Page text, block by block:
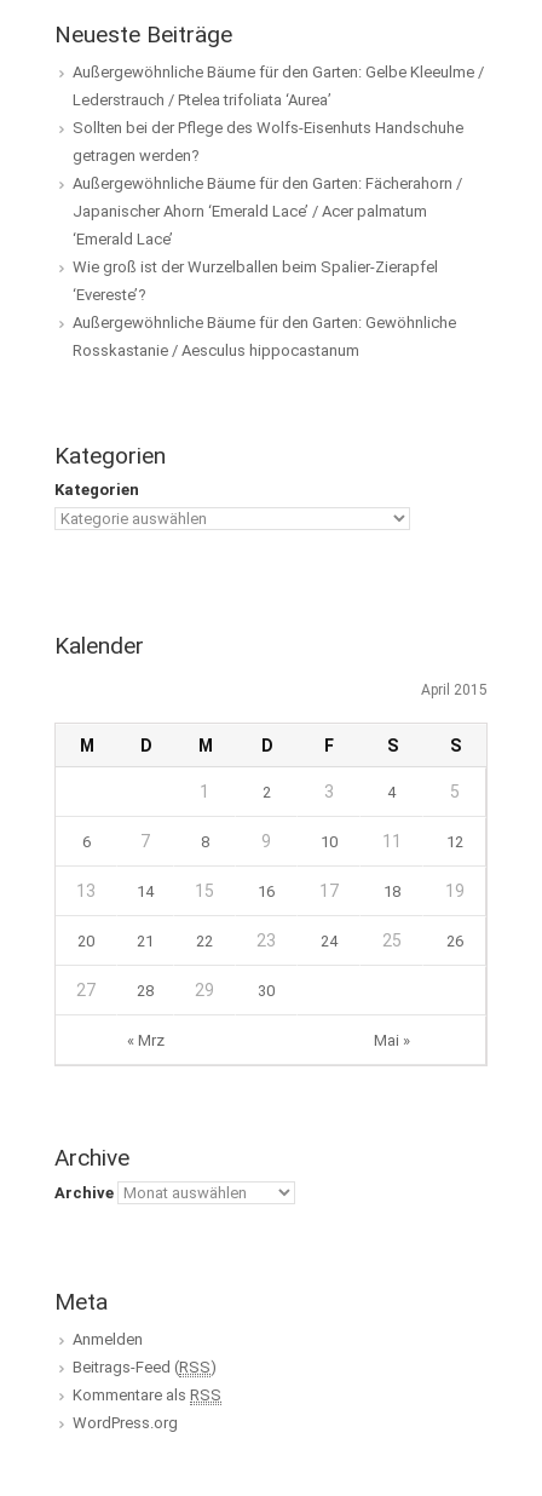
Neueste Beiträge
Außergewöhnliche Bäume für den Garten: Gelbe Kleeulme /
Lederstrauch / Ptelea trifoliata ‘Aurea’
Sollten bei der Pflege des Wolfs-Eisenhuts Handschuhe
getragen werden?
Außergewöhnliche Bäume für den Garten: Fächerahorn /
Japanischer Ahorn ‘Emerald Lace’ / Acer palmatum
‘Emerald Lace’
Wie groß ist der Wurzelballen beim Spalier-Zierapfel
‘Evereste’?
Außergewöhnliche Bäume für den Garten: Gewöhnliche
Rosskastanie / Aesculus hippocastanum
Kategorien
Kategorien
Kalender
April 2015
M D M D F S S
« Mrz Mai »
1 2 3 4 5
6 7 8 9 10 11 12
13 14 15 16 17 18 19
20 21 22 23 24 25 26
27 28 29 30
Archive
Archive
Meta
Anmelden
Beitrags-Feed (RSS)
Kommentare als RSS
WordPress.org